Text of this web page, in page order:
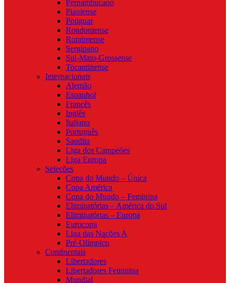
Pernambucano
Piauiense
Potiguar
Rondoniense
Roraimense
Sergipano
Sul-Mato-Grossense
Tocantinense
Internacionais
Alemão
Espanhol
Francês
Inglês
Italiano
Português
Saudita
Liga dos Campeões
Liga Europa
Seleções
Copa do Mundo – Única
Copa América
Copa do Mundo – Feminina
Eliminatórias – América do Sul
Eliminatórias – Europa
Eurocopa
Liga das Nações A
Pré-Olímpico
Continentais
Libertadores
Libertadores Feminina
Mundial